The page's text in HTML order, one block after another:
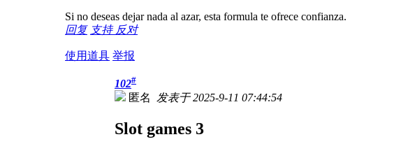
Si no deseas dejar nada al azar, esta formula te ofrece confianza.
回复 支持 反对
使用道具 举报
102#
匿名 发表于 2025-9-11 07:44:54
Slot games 3